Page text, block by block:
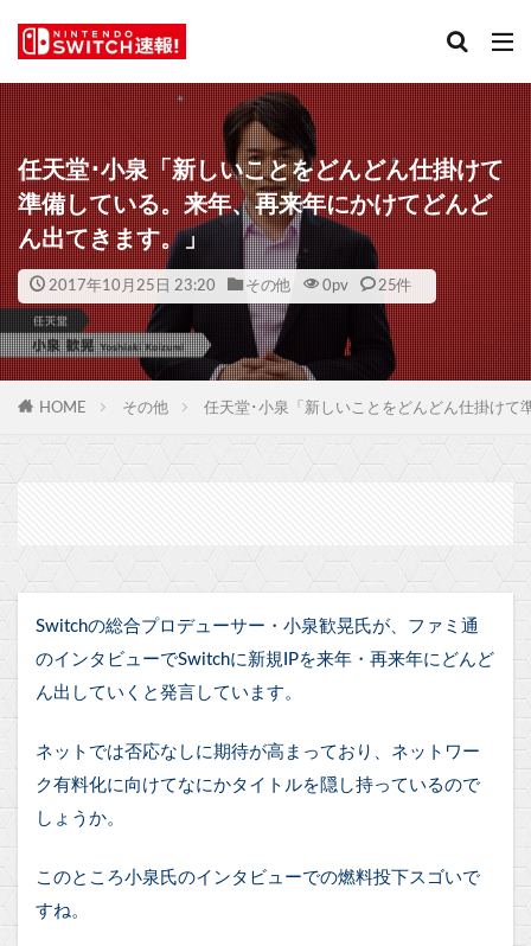
任天堂･小泉「新しいことをどんどん仕掛けて
準備している。来年、再来年にかけてどんど
ん出てきます。」
2017年10月25日 23:20 その他 0pv 25件
HOME その他 任天堂･小泉「新しいことをどんどん仕掛けて
Switchの総合プロデューサー・小泉歓晃氏が、ファミ通
のインタビューでSwitchに新規IPを来年・再来年にどんど
ん出していくと発言しています。
ネットでは否応なしに期待が高まっており、ネットワー
ク有料化に向けてなにかタイトルを隠し持っているので
しょうか。
このところ小泉氏のインタビューでの燃料投下スゴいで
すね。